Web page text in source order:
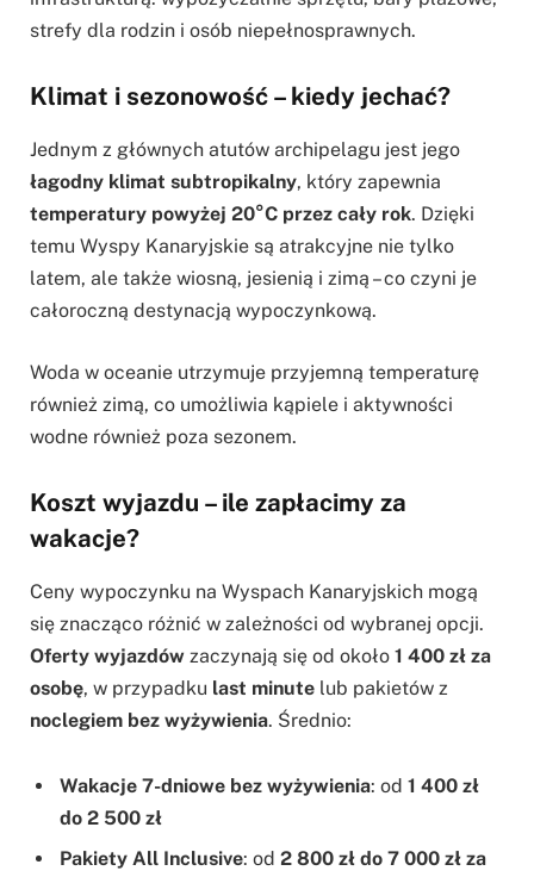
strefy dla rodzin i osób niepełnosprawnych.
Klimat i sezonowość – kiedy jechać?
Jednym z głównych atutów archipelagu jest jego
łagodny klimat subtropikalny, który zapewnia
temperatury powyżej 20°C przez cały rok. Dzięki
temu Wyspy Kanaryjskie są atrakcyjne nie tylko
latem, ale także wiosną, jesienią i zimą – co czyni je
całoroczną destynacją wypoczynkową.
Woda w oceanie utrzymuje przyjemną temperaturę
również zimą, co umożliwia kąpiele i aktywności
wodne również poza sezonem.
Koszt wyjazdu – ile zapłacimy za
wakacje?
Ceny wypoczynku na Wyspach Kanaryjskich mogą
się znacząco różnić w zależności od wybranej opcji.
Oferty wyjazdów zaczynają się od około 1 400 zł za
osobę, w przypadku last minute lub pakietów z
noclegiem bez wyżywienia. Średnio:
Wakacje 7-dniowe bez wyżywienia: od 1 400 zł
do 2 500 zł
Pakiety All Inclusive: od 2 800 zł do 7 000 zł za